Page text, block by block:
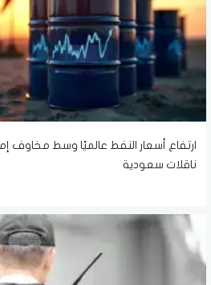
ارتفاع أسعار النفط عالميًا وسط مخاوف
ناقلات سعودية